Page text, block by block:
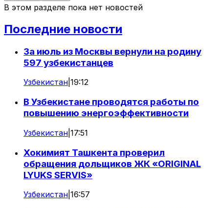
В этом разделе пока нет новостей
Последние новости
За июль из Москвы вернули на родину
597 узбекистанцев
Узбекистан 19:12
В Узбекистане проводятся работы по
повышению энергоэффективности
Узбекистан 17:51
Хокимият Ташкента проверил
обращения дольщиков ЖК «ORIGINAL
LYUKS SERVIS»
Узбекистан 16:57